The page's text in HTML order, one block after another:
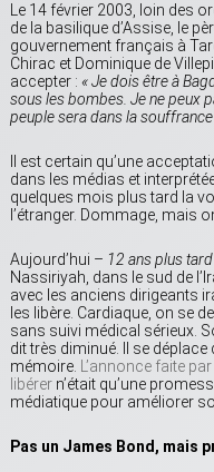
Le 14 février 2003, loin des
de la basilique d’Assise, le
gouvernement français à
Chirac et Dominique de
accepter : « Je dois être à
sous les bombes. Je ne peux
peuple sera dans la souffrance
Il est certain qu’une
dans les médias et
quelques mois plus tard la
l’étranger. Dommage, mais
Aujourd’hui – 12 ans plus tard
Nassiriyah, dans le sud de
avec les anciens dirigeants
les libère. Cardiaque, on se
sans suivi médical sérieux.
dit très diminué. Il se
mémoire.
L’annonce faite
libérer n’était qu’une
médiatique pour améliorer
Pas un James Bond, mais